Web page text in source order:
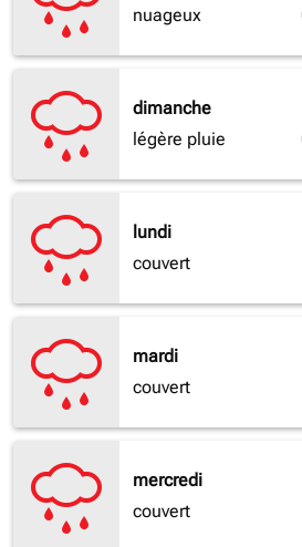
nuageux
dimanche
légère pluie
lundi
couvert
mardi
couvert
mercredi
couvert